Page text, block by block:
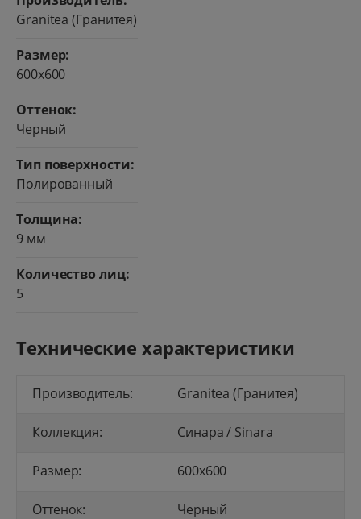
Granitea (Гранитея)
Размер:
600x600
Оттенок:
Черный
Тип поверхности:
Полированный
Толщина:
9 мм
Количество лиц:
5
Технические характеристики
Производитель: Granitea (Гранитея)
Коллекция: Синара / Sinara
Размер: 600x600
Оттенок: Черный